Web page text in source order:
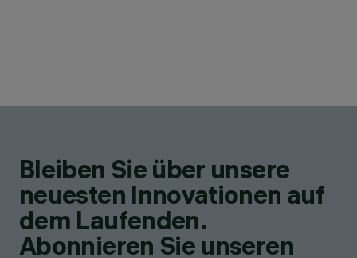
Bleiben Sie über unsere
neuesten Innovationen auf
dem Laufenden.
Abonnieren Sie unseren